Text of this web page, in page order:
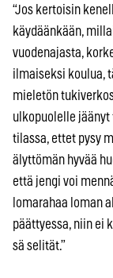
“Jos kertoisin
käydäänkään,
vuodenajasta,
ilmaiseksi koulua,
mieletön
ulkopuolelle
tilassa, ettet pysy
älyttömän hyvää
että jengi voi
lomarahaa loman
päättyessa, niin ei
sä selität.”